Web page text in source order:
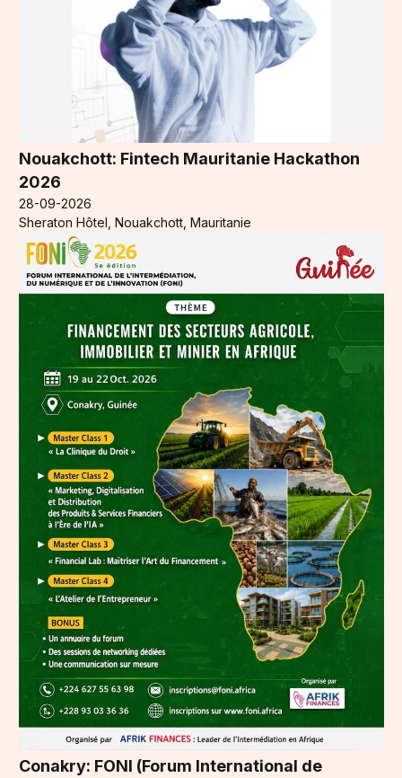
Nouakchott: Fintech Mauritanie Hackathon
2026
28-09-2026
Sheraton Hôtel, Nouakchott, Mauritanie
Conakry: FONI (Forum International de